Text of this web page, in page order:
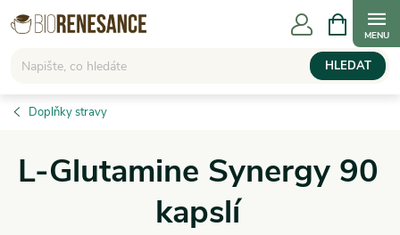
Přejít
na
HLEDAT
NÁKUPNÍ
KOŠÍK
Doplňky stravy
L-Glutamine Synergy 90
kapslí